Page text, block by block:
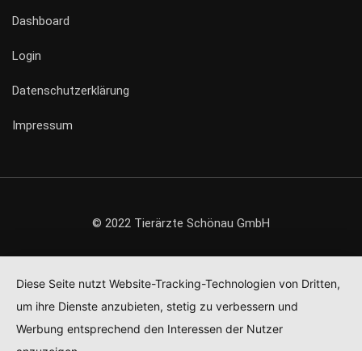
Dashboard
Login
Datenschutzerklärung
Impressum
© 2022 Tierärzte Schönau GmbH
Diese Seite nutzt Website-Tracking-Technologien von Dritten,
um ihre Dienste anzubieten, stetig zu verbessern und
Werbung entsprechend den Interessen der Nutzer